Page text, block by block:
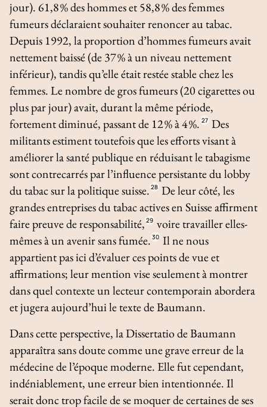
jour). 61,8 % des hommes et 58,8 % des femmes
fumeurs déclaraient souhaiter renoncer au tabac.
Depuis 1992, la proportion d’hommes fumeurs avait
nettement baissé (de 37 % à un niveau nettement
inférieur), tandis qu’elle était restée stable chez les
femmes. Le nombre de gros fumeurs (20 cigarettes ou
plus par jour) avait, durant la même période,
fortement diminué, passant de 12 % à 4 %. 27 Des
militants estiment toutefois que les efforts visant à
améliorer la santé publique en réduisant le tabagisme
sont contrecarrés par l’influence persistante du lobby
du tabac sur la politique suisse. 28 De leur côté, les
grandes entreprises du tabac actives en Suisse affirment
faire preuve de responsabilité, 29 voire travailler elles-
mêmes à un avenir sans fumée. 30 Il ne nous
appartient pas ici d’évaluer ces points de vue et
affirmations; leur mention vise seulement à montrer
dans quel contexte un lecteur contemporain abordera
et jugera aujourd’hui le texte de Baumann.
Dans cette perspective, laDissertatiode Baumann
apparaîtra sans doute comme une grave erreur de la
médecine de l’époque moderne. Elle fut cependant,
indéniablement, une erreur bien intentionnée. Il
serait donc trop facile de se moquer de certaines de ses